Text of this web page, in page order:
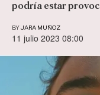
podría estar
BY JARA MUÑOZ
11 julio 2023 08:00